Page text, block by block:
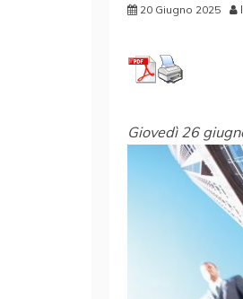
20 Giugno 2025
Giovedì 26